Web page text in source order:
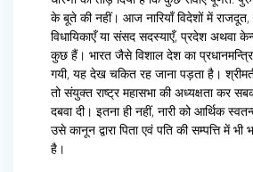
के बूते की नहीं। आज नारियाँ विदेशों में राजदूत,
विधायिकाएँ या संसद सदस्याएँ, प्रदेश अथवा
कुछ हैं। भारत जैसे विशाल देश का
गयी, यह देख चकित रह जाना पड़ता है।
तो संयुक्त राष्ट्र महासभा की अध्यक्षता कर
दबवा दी। इतना ही नहीं, नारी को आर्थिक
उसे कानून द्वारा पिता एवं पति की सम्पत्ति में भी
है।